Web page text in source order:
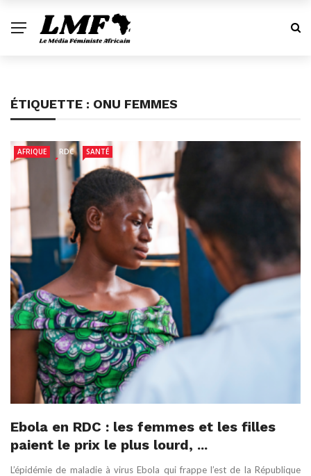
ÉTIQUETTE : ONU FEMMES
AFRIQUE RDC SANTÉ
Ebola en RDC : les femmes et les filles
paient le prix le plus lourd, ...
L’épidémie de maladie à virus Ebola qui frappe l’est de la République